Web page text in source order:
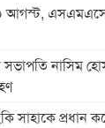
আগস্ট,
নাসিম
সাহাকে প্রধান